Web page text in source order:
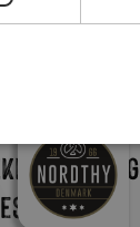
topping